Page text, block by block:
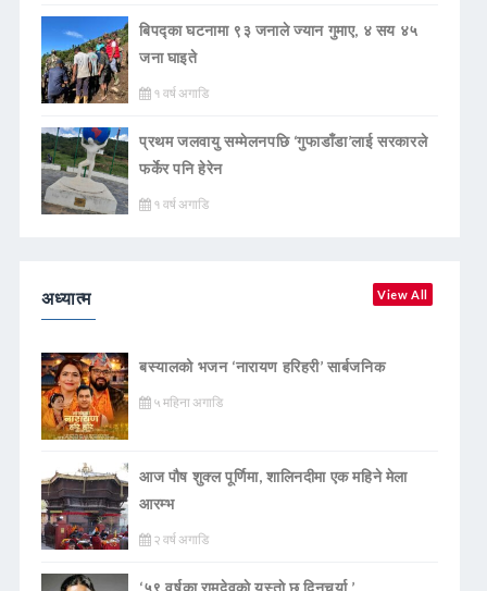
बिपद्का घटनामा ९३ जनाले ज्यान गुमाए, ४ सय ४५
जना घाइते
१ वर्ष अगाडि
प्रथम जलवायु सम्मेलनपछि ‘गुफाडाँडा’लाई सरकारले
फर्केर पनि हेरेन
१ वर्ष अगाडि
अध्यात्म View All
बस्यालको भजन ‘नारायण हरिहरी’ सार्बजनिक
५ महिना अगाडि
आज पौष शुक्ल पूर्णिमा, शालिनदीमा एक महिने मेला
आरम्भ
२ वर्ष अगाडि
‘५९ वर्षका रामदेवकाे यस्ताे छ दिनचर्या ’